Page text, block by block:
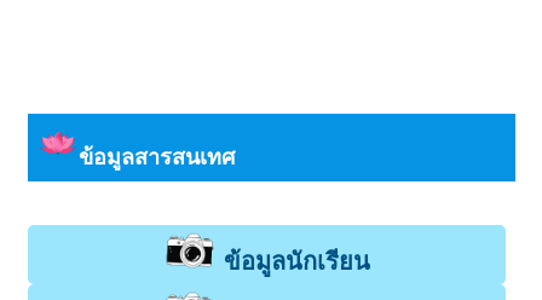
ข้อมูลสารสนเทศ
ข้อมูลนักเรียน